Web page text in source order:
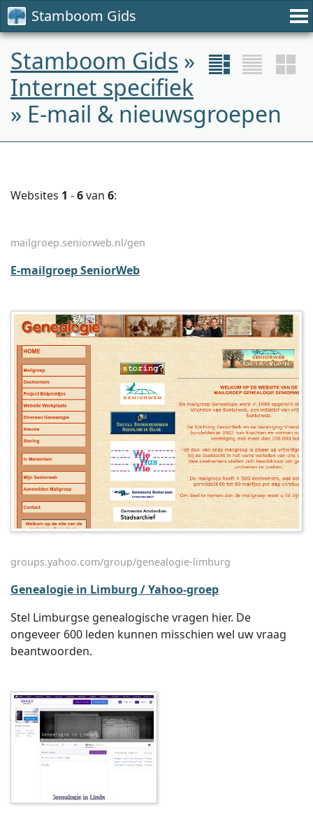
Stamboom Gids
Stamboom Gids »
Internet specifiek
» E-mail & nieuwsgroepen
Websites 1 -6van 6:
mailgroep.seniorweb.nl/gen
E-mailgroep SeniorWeb
groups.yahoo.com/group/genealogie-limburg
Genealogie in Limburg / Yahoo-groep
Stel Limburgse genealogische vragen hier. De
ongeveer 600 leden kunnen misschien wel uw vraag
beantwoorden.